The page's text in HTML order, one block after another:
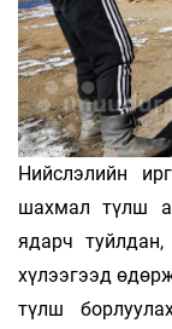
Нийслэлийн
шахмал түлш
ядарч
хүлээгээд
түлш